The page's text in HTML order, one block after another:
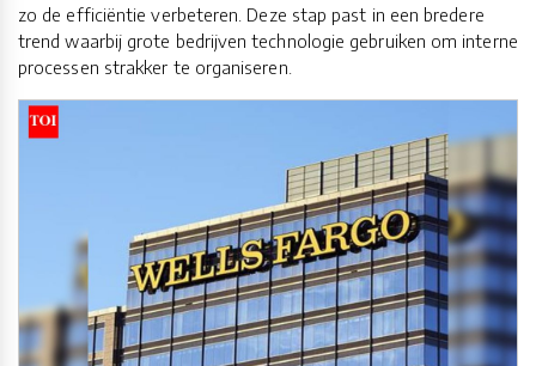
zo de efficiëntie verbeteren. Deze stap past in een bredere
trend waarbij grote bedrijven technologie gebruiken om interne
processen strakker te organiseren.